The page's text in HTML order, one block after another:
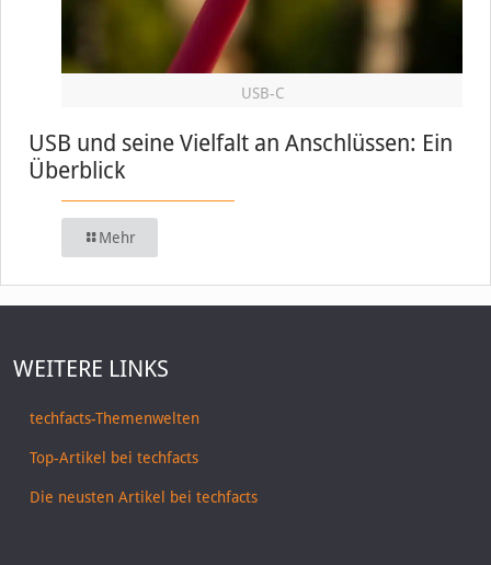
USB-C
USB und seine Vielfalt an Anschlüssen: Ein
Überblick
Mehr
WEITERE LINKS
techfacts-Themenwelten
Top-Artikel bei techfacts
Die neusten Artikel bei techfacts